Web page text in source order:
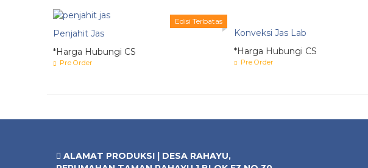
Edisi Terbatas
Penjahit Jas
*Harga Hubungi CS
Pre Order
Konveksi Jas Lab
*Harga Hubungi CS
Pre Order
ALAMAT PRODUKSI | DESA RAHAYU,